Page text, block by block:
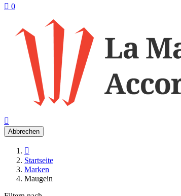
 0

Abbrechen

Startseite
Marken
Maugein